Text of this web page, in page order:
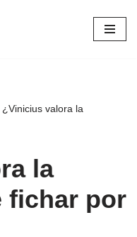
¿Vinicius valora la
la
fichar por